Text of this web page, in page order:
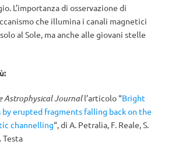
L’importanza di osservazione di
che illumina i canali magnetici
al Sole, ma anche alle giovani stelle
Astrophysical Journall’articolo “Bright
erupted fragments falling back on the
channelling“, di A. Petralia, F. Reale, S.
Testa